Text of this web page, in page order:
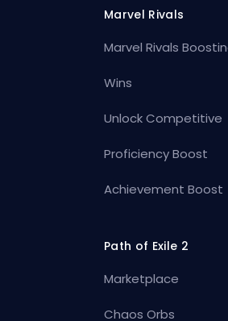
Marvel Rivals
Marvel Rivals
Wins
Unlock Competitive
Proficiency Boost
Achievement Boost
Path of Exile 2
Marketplace
Chaos Orbs